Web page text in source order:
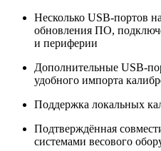
Несколько USB-портов
обновления ПО,
и периферии
Дополнительные USB-
удобного импорта
Поддержка локальных
Подтверждённая
системами весового